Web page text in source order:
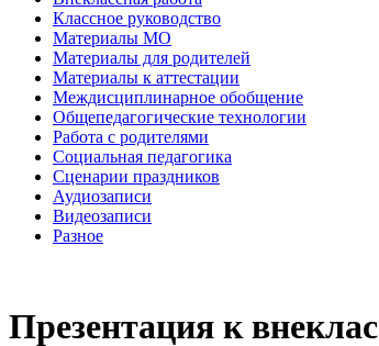
Классное руководство
Материалы МО
Материалы для родителей
Материалы к аттестации
Междисциплинарное обобщение
Общепедагогические технологии
Работа с родителями
Социальная педагогика
Сценарии праздников
Аудиозаписи
Видеозаписи
Разное
Презентация к